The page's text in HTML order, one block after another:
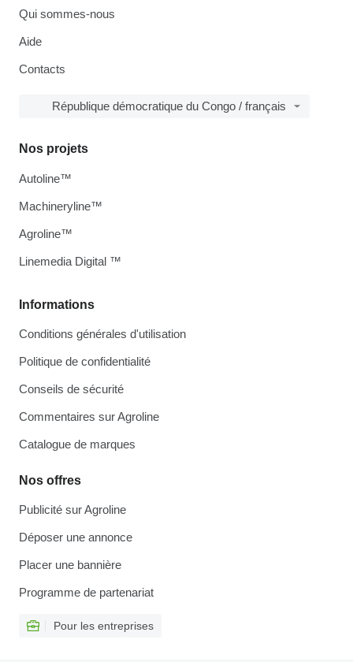
Qui sommes-nous
Aide
Contacts
République démocratique du Congo / français
Informations
Conditions générales d'utilisation
Politique de confidentialité
Conseils de sécurité
Commentaires sur Agroline
Catalogue de marques
Nos offres
Publicité sur Agroline
Déposer une annonce
Placer une bannière
Programme de partenariat
Pour les entreprises
Nos projets
Autoline™
Machineryline™
Agroline™
Linemedia Digital ™